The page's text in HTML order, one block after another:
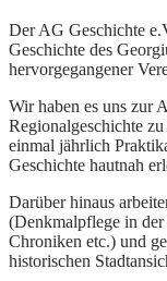
Der AG Geschichte
Geschichte des
hervorgegangener
Wir haben es uns zur
Regionalgeschichte
einmal jährlich
Geschichte hautnah
Darüber hinaus
(Denkmalpflege in
Chroniken etc.) und
historischen